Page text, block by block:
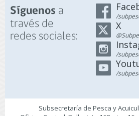
Síguenos a
través de
redes sociales:
/
X
/
/
Subsecretaría de Pesca y